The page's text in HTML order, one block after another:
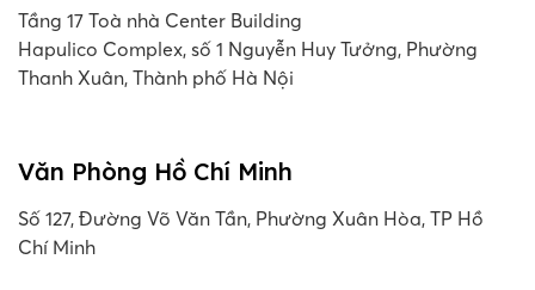
Tầng 17 Toà nhà Center Building
Hapulico Complex, số 1 Nguyễn Huy Tưởng, Phường
Thanh Xuân, Thành phố Hà Nội
Văn Phòng Hồ Chí Minh
Số 127, Đường Võ Văn Tần, Phường Xuân Hòa, TP Hồ
Chí Minh